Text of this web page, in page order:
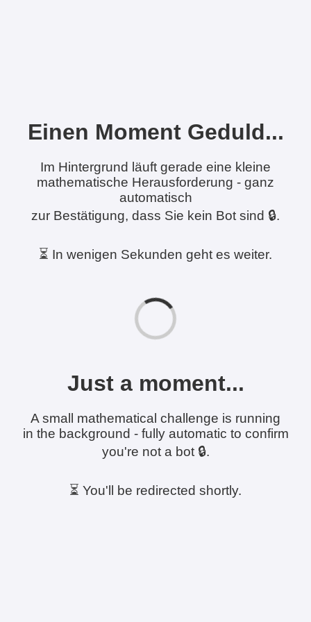
Einen Moment Geduld...
Im Hintergrund läuft gerade eine kleine
mathematische Herausforderung - ganz
automatisch
zur Bestätigung, dass Sie kein Bot sind 🔒.
⏳ In wenigen Sekunden geht es weiter.
Just a moment...
A small mathematical challenge is running
in the background - fully automatic to confirm
you're not a bot 🔒.
⏳ You'll be redirected shortly.